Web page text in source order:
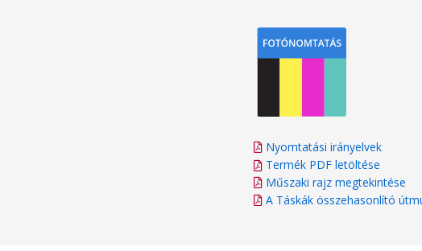
Nyomtatási irányelvek
Termék PDF letöltése
Műszaki rajz megtekintése
A Táskák összehasonlító